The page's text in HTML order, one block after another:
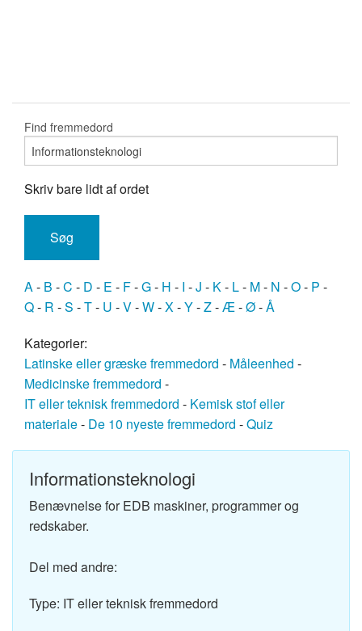
Find fremmedord
Skriv bare lidt af ordet
A- B -C - D - E - F-G- H - I -J - K- L- M- N -O- P -
Q- R -S -T- U -V-W-X-Y-Z-Æ-Ø-Å
Kategorier:
Latinske eller græske fremmedord - Måleenhed -
Medicinske fremmedord -
IT eller teknisk fremmedord - Kemisk stof eller
materiale- De 10 nyeste fremmedord -Quiz
Informationsteknologi
Benævnelse for EDB maskiner, programmer og
redskaber.
Del med andre:
Type: IT eller teknisk fremmedord